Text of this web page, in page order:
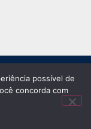
©. Todos os
possível de
concorda com